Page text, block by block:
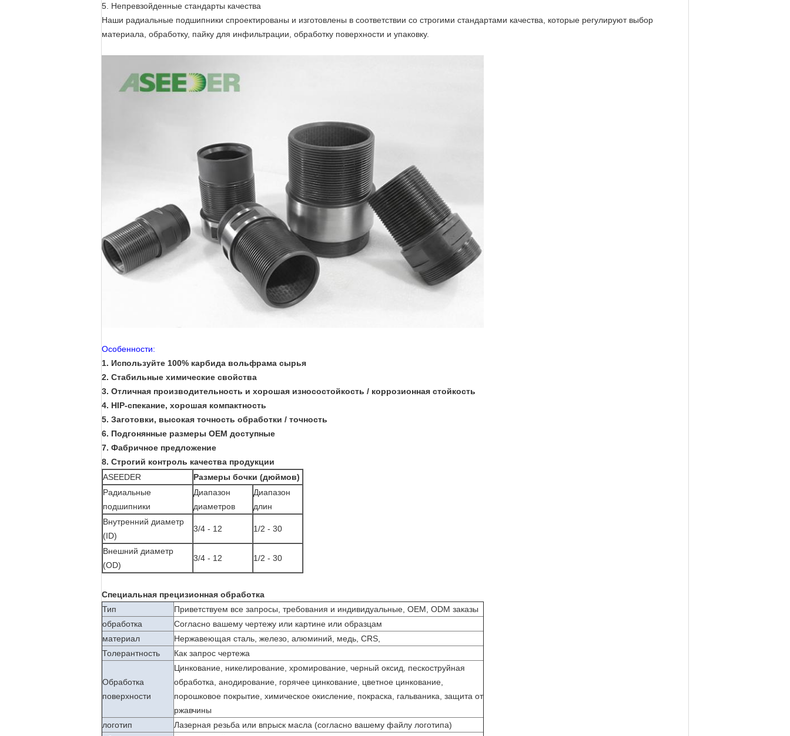
5. Непревзойденные стандарты качества
Наши радиальные подшипники спроектированы и изготовлены в соответствии со строгими стандартами качества, которые регулируют выбор
материала, обработку, пайку для инфильтрации, обработку поверхности и упаковку.
Особенности:
1. Используйте 100% карбида вольфрама сырья
2. Стабильные химические свойства
3. Отличная производительность и хорошая износостойкость / коррозионная стойкость
4. HIP-спекание, хорошая компактность
5. Заготовки, высокая точность обработки / точность
6. Подгонянные размеры OEM доступные
7. Фабричное предложение
8. Строгий контроль качества продукции
ASEEDER
Размеры бочки (дюймов)
Радиальные
подшипники
Диапазон
диаметров
Диапазон
длин
Внутренний диаметр
(ID)
3/4 - 12 1/2 - 30
Внешний диаметр
(OD)
3/4 - 12 1/2 - 30
Специальная прецизионная обработка
Тип
Приветствуем все запросы, требования и индивидуальные, OEM, ODM заказы
обработка
Согласно вашему чертежу или картине или образцам
материал
Нержавеющая сталь, железо, алюминий, медь, CRS,
Толерантность
Как запрос чертежа
Обработка
поверхности
Цинкование, никелирование, хромирование, черный оксид, пескоструйная
обработка, анодирование, горячее цинкование, цветное цинкование,
порошковое покрытие, химическое окисление, покраска, гальваника, защита от
ржавчины
логотип
Лазерная резьба или впрыск масла (согласно вашему файлу логотипа)